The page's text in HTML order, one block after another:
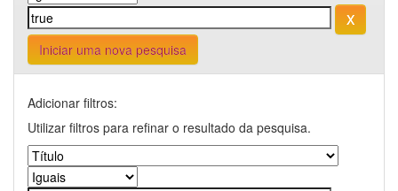
Iniciar uma nova pesquisa
Adicionar filtros:
Utilizar filtros para refinar o resultado da pesquisa.